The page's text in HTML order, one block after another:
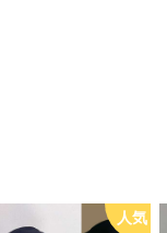
人気